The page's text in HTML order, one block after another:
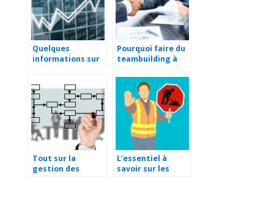
Quelques
informations sur
Pourquoi faire du
teambuilding à
Tout sur la
gestion des
L’essentiel à
savoir sur les